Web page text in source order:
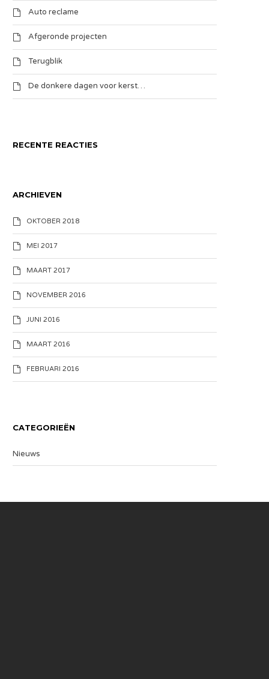
Auto reclame
Afgeronde projecten
Terugblik
De donkere dagen voor kerst…
RECENTE REACTIES
ARCHIEVEN
OKTOBER 2018
MEI 2017
MAART 2017
NOVEMBER 2016
JUNI 2016
MAART 2016
FEBRUARI 2016
CATEGORIEËN
Nieuws